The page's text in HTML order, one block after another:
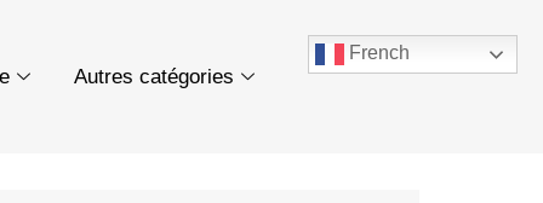
Autres catégories
French